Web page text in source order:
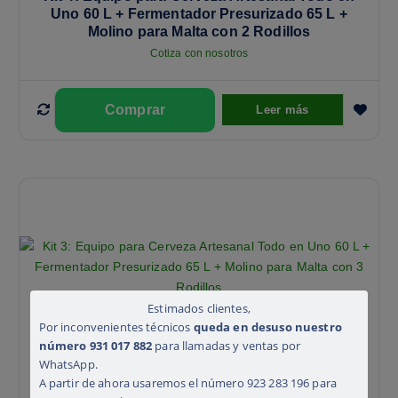
Uno 60 L + Fermentador Presurizado 65 L +
Molino para Malta con 2 Rodillos
Cotiza con nosotros
Leer más
Kit 3: Equipo para Cerveza Artesanal Todo en
Estimados clientes,
Por inconvenientes técnicos queda en desuso nuestro
número 931 017 882 para llamadas y ventas por
WhatsApp.
A partir de ahora usaremos el número 923 283 196 para